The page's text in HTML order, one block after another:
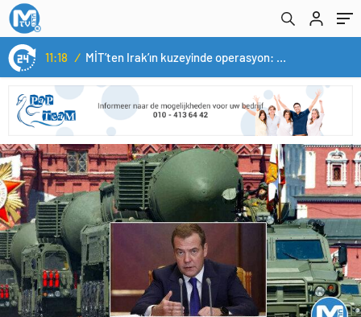
11:18 / MİT’ten Irak’ın kuzeyinde operasyon: Ramazan Güneş Türkiye’ye getirildi